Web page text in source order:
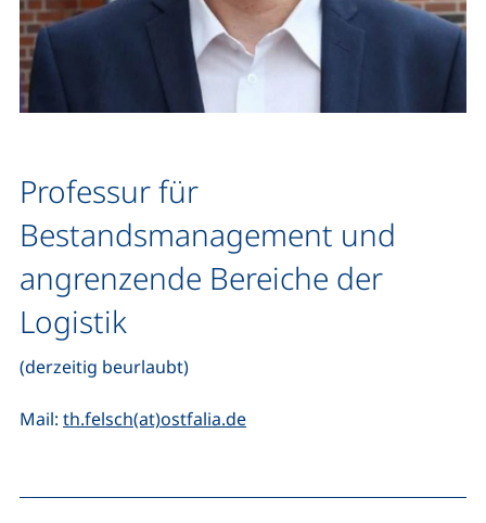
Professur für
Bestandsmanagement und
angrenzende Bereiche der
Logistik
(derzeitig beurlaubt)
Mail: th.felsch(at)ostfalia.de(öffnet Ihr E-Mail-Programm)